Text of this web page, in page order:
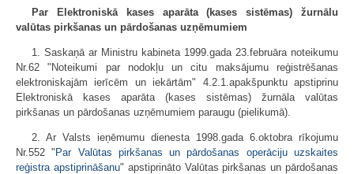
Par Elektroniskā kases aparāta (kases sistēmas) žurnālu
valūtas pirkšanas un pārdošanas uzņēmumiem
1. Saskaņā ar Ministru kabineta 1999.gada 23.februāra noteikumu
Nr.62 "Noteikumi par nodokļu un citu maksājumu reģistrēšanas
elektroniskajām ierīcēm un iekārtām" 4.2.1.apakšpunktu apstiprinu
Elektroniskā kases aparāta (kases sistēmas) žurnāla valūtas
pirkšanas un pārdošanas uzņēmumiem paraugu (pielikumā).
2. Ar Valsts ieņēmumu dienesta 1998.gada 6.oktobra rīkojumu
Nr.552 " Par Valūtas pirkšanas un pārdošanas operāciju uzskaites
reģistra apstiprināšanu" apstiprināto Valūtas pirkšanas un pārdošanas